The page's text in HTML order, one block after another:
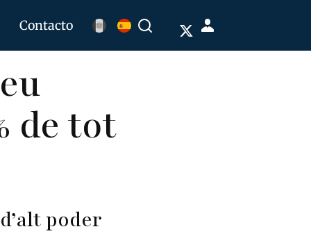
Contacto Buscar Menú
de
de tot
poder